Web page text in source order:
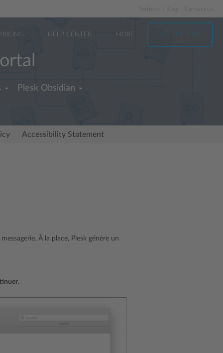
Partners
HELP CENTER MORE TRY FOR FREE
Plesk Obsidian
Accessibility Statement
À la place, Plesk génère un
.